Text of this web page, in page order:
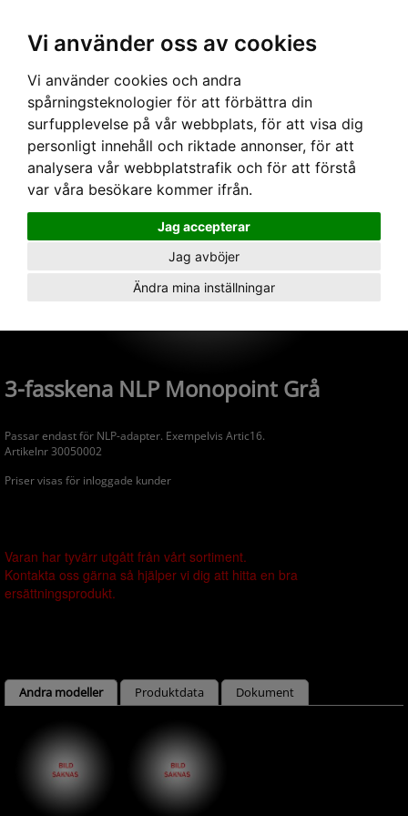
Vi använder oss av cookies
Vi använder cookies och andra
spårningsteknologier för att förbättra din
surfupplevelse på vår webbplats, för att visa dig
personligt innehåll och riktade annonser, för att
analysera vår webbplatstrafik och för att förstå
var våra besökare kommer ifrån.
Jag accepterar
Jag avböjer
Ändra mina inställningar
› Skenor › 3-fas 240V› 3-fasskena NLP Monopoint Grå
3-fasskena NLP Monopoint Grå
Passar endast för NLP-adapter. Exempelvis Artic16.
Artikelnr 30050002
Priser visas för inloggade kunder
Varan har tyvärr utgått från vårt sortiment.
Kontakta oss gärna så hjälper vi dig att hitta en bra
ersättningsprodukt.
Andra modeller Produktdata Dokument